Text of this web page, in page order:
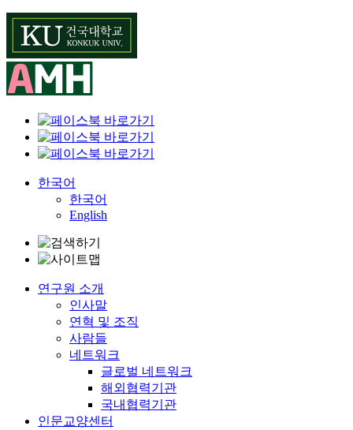
Skip
content
한국어
한국어
English
연구원 소개
인사말
연혁 및 조직
사람들
네트워크
글로벌 네트워크
해외협력기관
국내협력기관
인문교양센터